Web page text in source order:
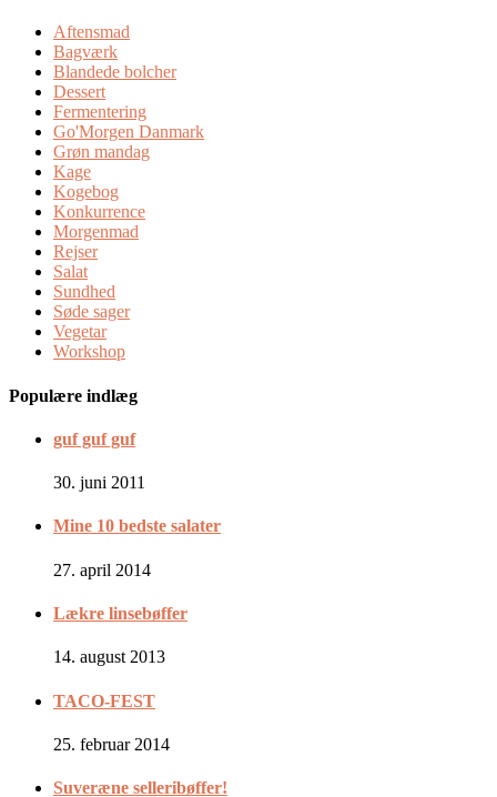
Aftensmad
Bagværk
Blandede bolcher
Dessert
Fermentering
Go'Morgen Danmark
Grøn mandag
Kage
Kogebog
Konkurrence
Morgenmad
Rejser
Salat
Sundhed
Søde sager
Vegetar
Workshop
Populære indlæg
guf guf guf
30. juni 2011
Mine 10 bedste salater
27. april 2014
Lækre linsebøffer
14. august 2013
TACO-FEST
25. februar 2014
Suveræne selleribøffer!